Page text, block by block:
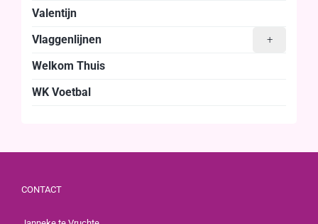
Valentijn
+
Vlaggenlijnen
Welkom Thuis
WK Voetbal
CONTACT